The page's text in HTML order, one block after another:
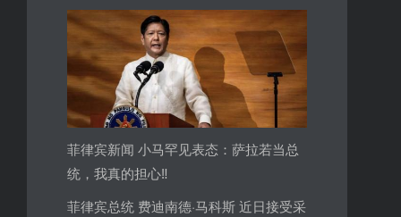
菲律宾新闻 小马罕见表态：萨拉若当总
统，我真的担心‼️
菲律宾总统 费迪南德·马科斯 近日接受采